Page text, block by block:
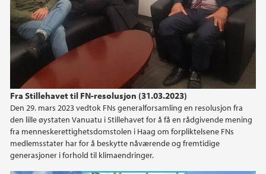
Fra Stillehavet til FN-resolusjon (31.03.2023)
Den 29. mars 2023 vedtok FNs generalforsamling en resolusjon fra
den lille øystaten Vanuatu i Stillehavet for å få en rådgivende mening
fra menneskerettighetsdomstolen i Haag om forpliktelsene FNs
medlemsstater har for å beskytte nåværende og fremtidige
generasjoner i forhold til klimaendringer.